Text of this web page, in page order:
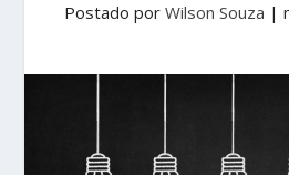
Postado por Wilson Souza |